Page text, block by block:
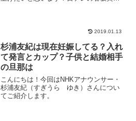
2019.01.13
杉浦友紀は現在妊娠してる？入れ
て発言とカップ？子供と結婚相手
の旦那は
こんにちは！今回はNHKアナウンサー・
杉浦友紀（すぎうら ゆき）さんについ
てご紹介します。